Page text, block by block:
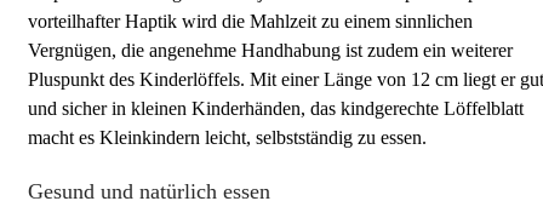
vorteilhafter Haptik wird die Mahlzeit zu einem sinnlichen
Vergnügen, die angenehme Handhabung ist zudem ein weiterer
Pluspunkt des Kinderlöffels. Mit einer Länge von 12 cm liegt er gut
und sicher in kleinen Kinderhänden, das kindgerechte Löffelblatt
macht es Kleinkindern leicht, selbstständig zu essen.
Gesund und natürlich essen